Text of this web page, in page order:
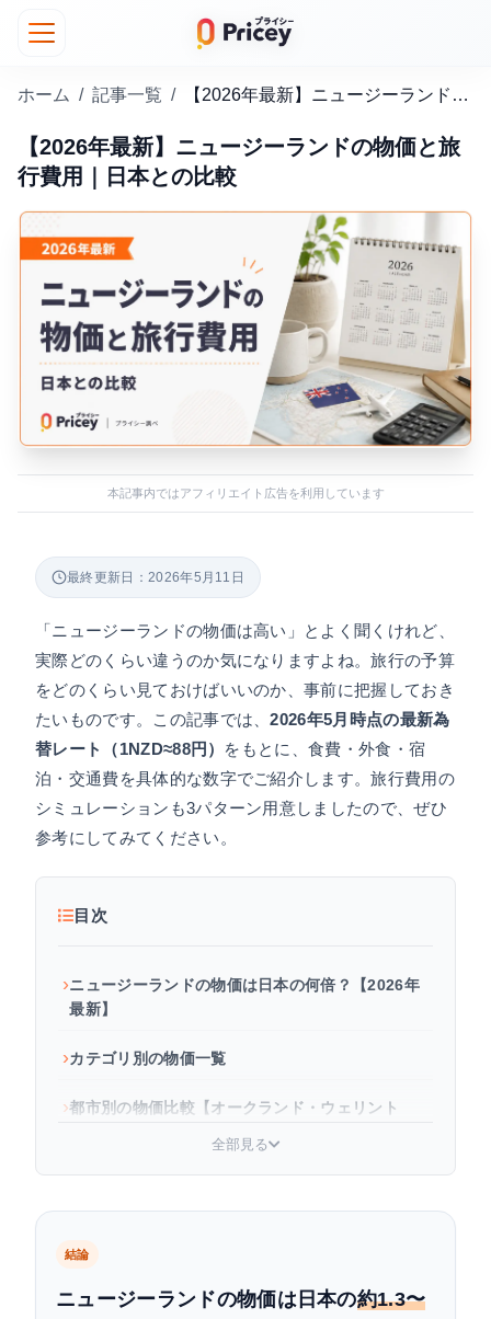
ホーム / 記事一覧 / 【2026年最新】ニュージーランドの物価と旅行費用｜日本との比較
【2026年最新】ニュージーランドの物価と旅
行費用｜日本との比較
本記事内ではアフィリエイト広告を利用しています
最終更新日：2026年5月11日
「ニュージーランドの物価は高い」とよく聞くけれど、
実際どのくらい違うのか気になりますよね。旅行の予算
をどのくらい見ておけばいいのか、事前に把握しておき
たいものです。この記事では、2026年5月時点の最新為
替レート（1NZD≈88円） をもとに、食費・外食・宿
泊・交通費を具体的な数字でご紹介します。旅行費用の
シミュレーションも3パターン用意しましたので、ぜひ
参考にしてみてください。
目次
ニュージーランドの物価は日本の何倍？【2026年
最新】
カテゴリ別の物価一覧
都市別の物価比較【オークランド・ウェリント
ニュージーランド旅行の費用シミュレーション
全部見る
結論
ニュージーランドの物価は日本の約1.3〜